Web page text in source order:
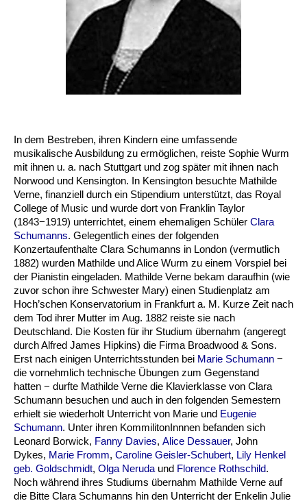
In dem Bestreben, ihren Kindern eine umfassende
musikalische Ausbildung zu ermöglichen, reiste Sophie Wurm
mit ihnen u. a. nach Stuttgart und zog später mit ihnen nach
Norwood und Kensington. In Kensington besuchte Mathilde
Verne, finanziell durch ein Stipendium unterstützt, das Royal
College of Music und wurde dort von Franklin Taylor
(1843−1919) unterrichtet, einem ehemaligen Schüler Clara
Schumanns. Gelegentlich eines der folgenden
Konzertaufenthalte Clara Schumanns in London (vermutlich
1882) wurden Mathilde und Alice Wurm zu einem Vorspiel bei
der Pianistin eingeladen. Mathilde Verne bekam daraufhin (wie
zuvor schon ihre Schwester Mary) einen Studienplatz am
Hoch’schen Konservatorium in Frankfurt a. M. Kurze Zeit nach
dem Tod ihrer Mutter im Aug. 1882 reiste sie nach
Deutschland. Die Kosten für ihr Studium übernahm (angeregt
durch Alfred James Hipkins) die Firma Broadwood & Sons.
Erst nach einigen Unterrichtsstunden bei Marie Schumann −
die vornehmlich technische Übungen zum Gegenstand
hatten − durfte Mathilde Verne die Klavierklasse von Clara
Schumann besuchen und auch in den folgenden Semestern
erhielt sie wiederholt Unterricht von Marie und Eugenie
Schumann. Unter ihren KommilitonInnnen befanden sich
Leonard Borwick, Fanny Davies, Alice Dessauer, John
Dykes, Marie Fromm, Caroline Geisler-Schubert, Lily Henkel
geb. Goldschmidt, Olga Neruda und Florence Rothschild.
Noch während ihres Studiums übernahm Mathilde Verne auf
die Bitte Clara Schumanns hin den Unterricht der Enkelin Julie